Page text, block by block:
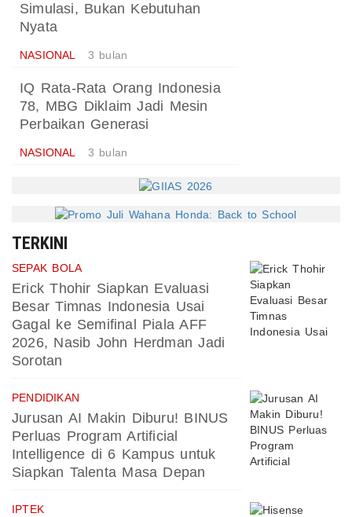
Simulasi, Bukan Kebutuhan
Nyata
NASIONAL 3 bulan
IQ Rata-Rata Orang Indonesia
78, MBG Diklaim Jadi Mesin
Perbaikan Generasi
NASIONAL 3 bulan
TERKINI
SEPAK BOLA
Erick Thohir Siapkan Evaluasi
Besar Timnas Indonesia Usai
Gagal ke Semifinal Piala AFF
2026, Nasib John Herdman Jadi
Sorotan
PENDIDIKAN
Jurusan AI Makin Diburu! BINUS
Perluas Program Artificial
Intelligence di 6 Kampus untuk
Siapkan Talenta Masa Depan
IPTEK